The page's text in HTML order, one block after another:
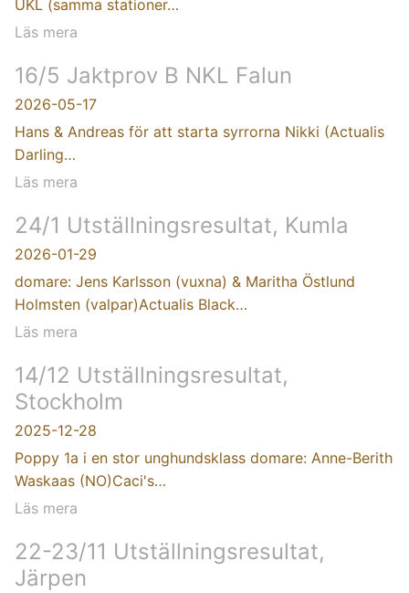
UKL (samma stationer…
Läs mera
16/5 Jaktprov B NKL Falun
2026-05-17
Hans & Andreas för att starta syrrorna Nikki (Actualis
Darling…
Läs mera
24/1 Utställningsresultat, Kumla
2026-01-29
domare: Jens Karlsson (vuxna) & Maritha Östlund
Holmsten (valpar)Actualis Black…
Läs mera
14/12 Utställningsresultat,
Stockholm
2025-12-28
Poppy 1a i en stor unghundsklass domare: Anne-Berith
Waskaas (NO)Caci's…
Läs mera
22-23/11 Utställningsresultat,
Järpen